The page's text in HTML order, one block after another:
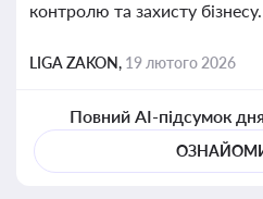
контролю та захисту бізнесу.
LIGA ZAKON, 19 лютого 2026
Повний AI-підсумок